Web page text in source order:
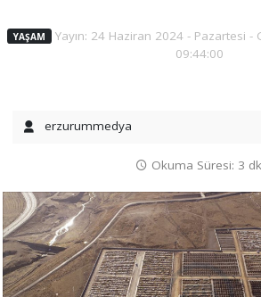
YAŞAM Yayın: 24 Haziran 2024 - Pazartesi -
09:44:00
erzurummedya
Okuma Süresi: 3